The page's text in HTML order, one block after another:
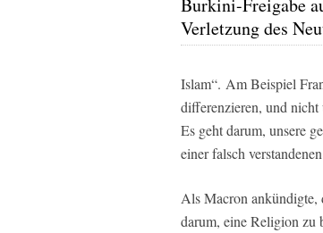
Burkini-Freigabe
Verletzung des
Islam“. Am Beispiel
differenzieren, und nicht
Es geht darum, unsere
einer falsch
Als Macron ankündigte,
darum, eine Religion zu